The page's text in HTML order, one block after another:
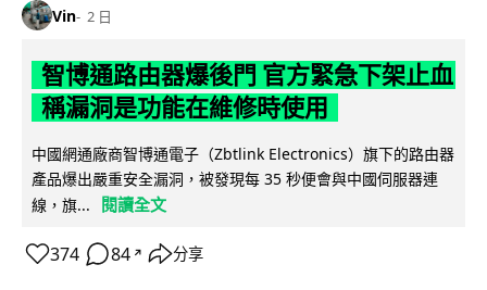
Vin 2 日
智博通路由器爆後門 官方緊急下架止血
稱漏洞是功能在維修時使用
中國網通廠商智博通電子（Zbtlink Electronics）旗下的路由器
產品爆出嚴重安全漏洞，被發現每 35 秒便會與中國伺服器連
線，旗...
閱讀全文
374 84 ↗ 分享